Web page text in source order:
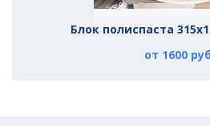
Блок полиспаста
от 1600